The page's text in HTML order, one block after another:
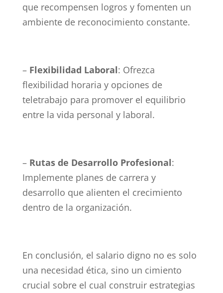
que recompensen logros y fomenten un
ambiente de reconocimiento constante.
– Flexibilidad Laboral: Ofrezca
flexibilidad horaria y opciones de
teletrabajo para promover el equilibrio
entre la vida personal y laboral.
– Rutas de Desarrollo Profesional:
Implemente planes de carrera y
desarrollo que alienten el crecimiento
dentro de la organización.
En conclusión, el salario digno no es solo
una necesidad ética, sino un cimiento
crucial sobre el cual construir estrategias